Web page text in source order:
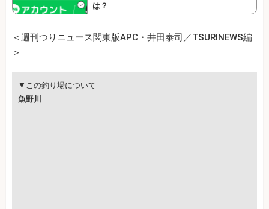
は？
＜週刊つりニュース関東版APC・井田泰司／TSURINEWS編
＞
▼この釣り場について
魚野川